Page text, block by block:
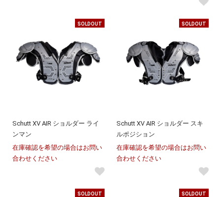
SOLDOUT
Schutt XV AIR ショルダー ライ
ンマン
在庫確認を希望の場合はお問い
合わせください
SOLDOUT
Schutt XV AIR ショルダー スキ
ルポジション
在庫確認を希望の場合はお問い
合わせください
SOLDOUT SOLDOUT